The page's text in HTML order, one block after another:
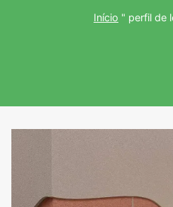
Início " perfil de